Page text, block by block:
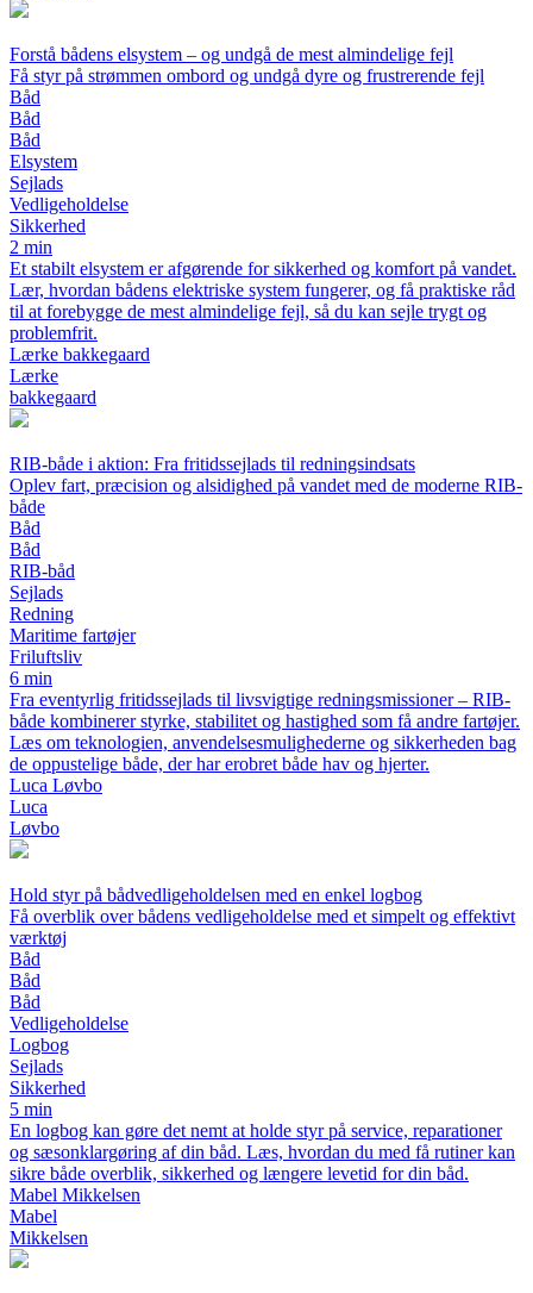
Forstå bådens elsystem – og undgå de mest almindelige fejl
Få styr på strømmen ombord og undgå dyre og frustrerende fejl
Båd
Båd
Båd
Elsystem
Sejlads
Vedligeholdelse
Sikkerhed
2 min
Et stabilt elsystem er afgørende for sikkerhed og komfort på vandet.
Lær, hvordan bådens elektriske system fungerer, og få praktiske råd
til at forebygge de mest almindelige fejl, så du kan sejle trygt og
problemfrit.
Lærke bakkegaard
Lærke
bakkegaard
RIB-både i aktion: Fra fritidssejlads til redningsindsats
Oplev fart, præcision og alsidighed på vandet med de moderne RIB-
både
Båd
Båd
RIB-båd
Sejlads
Redning
Maritime fartøjer
Friluftsliv
6 min
Fra eventyrlig fritidssejlads til livsvigtige redningsmissioner – RIB-
både kombinerer styrke, stabilitet og hastighed som få andre fartøjer.
Læs om teknologien, anvendelsesmulighederne og sikkerheden bag
de oppustelige både, der har erobret både hav og hjerter.
Luca Løvbo
Luca
Løvbo
Hold styr på bådvedligeholdelsen med en enkel logbog
Få overblik over bådens vedligeholdelse med et simpelt og effektivt
værktøj
Båd
Båd
Båd
Vedligeholdelse
Logbog
Sejlads
Sikkerhed
5 min
En logbog kan gøre det nemt at holde styr på service, reparationer
og sæsonklargøring af din båd. Læs, hvordan du med få rutiner kan
sikre både overblik, sikkerhed og længere levetid for din båd.
Mabel Mikkelsen
Mabel
Mikkelsen